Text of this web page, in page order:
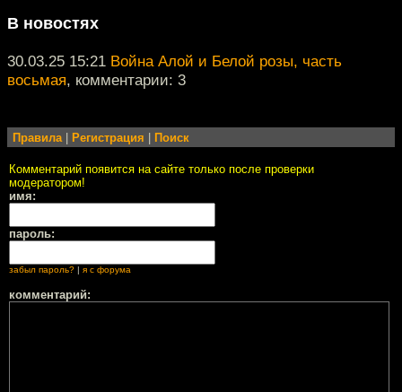
В новостях
30.03.25 15:21 Война Алой и Белой розы, часть
восьмая, комментарии: 3
Правила| Регистрация Поиск
Комментарий появится на сайте только после проверки
модератором!
имя:
пароль:
забыл пароль? я с форума
комментарий: